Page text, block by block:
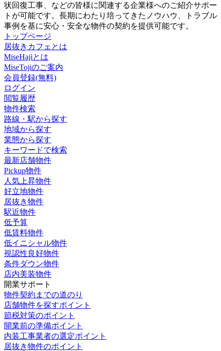
状回復工事、などの皆様に関連する企業様へのご紹介サポー
トが可能です。長期にわたり培ってきたノウハウ、トラブル
事例を基に安心・安全な物件の契約を提供可能です。
トップページ
居抜きカフェとは
MiseHajiとは
MiseTojiのご案内
会員登録(無料)
ログイン
閲覧履歴
物件検索
路線・駅から探す
地域から探す
業態から探す
キーワードで検索
最新店舗物件
Pickup物件
人気上昇物件
好立地物件
居抜き物件
駅近物件
低予算
低賃料物件
低イニシャル物件
視認性良好物件
条件ダウン物件
店内美装物件
開業サポート
物件契約までの道のり
店舗物件を探すポイント
節税対策のポイント
開業前の準備ポイント
内装工事業者の選定ポイント
居抜き物件のポイント